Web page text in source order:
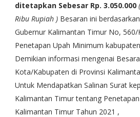
ditetapkan Sebesar Rp. 3.050.000
Ribu Rupiah ) Besaran ini
Gubernur Kalimantan Timur No,
Penetapan Upah Minimum
Demikian informasi mengenai
Kota/Kabupaten di Provinsi
Untuk Mendapatkan Salinan Surat
Kalimantan Timur tentang
Kalimantan Timur Tahun 2021 ,